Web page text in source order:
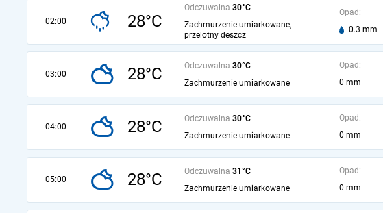
02:00 28°C
Odczuwalna 30°C
Zachmurzenie umiarkowane,
przelotny deszcz
Opad:
0.3 mm
03:00 28°C Odczuwalna 30°C
Zachmurzenie umiarkowane
Opad:
0 mm
04:00 28°C Odczuwalna 30°C
Zachmurzenie umiarkowane
Opad:
0 mm
05:00 28°C Odczuwalna 31°C
Zachmurzenie umiarkowane
Opad:
0 mm